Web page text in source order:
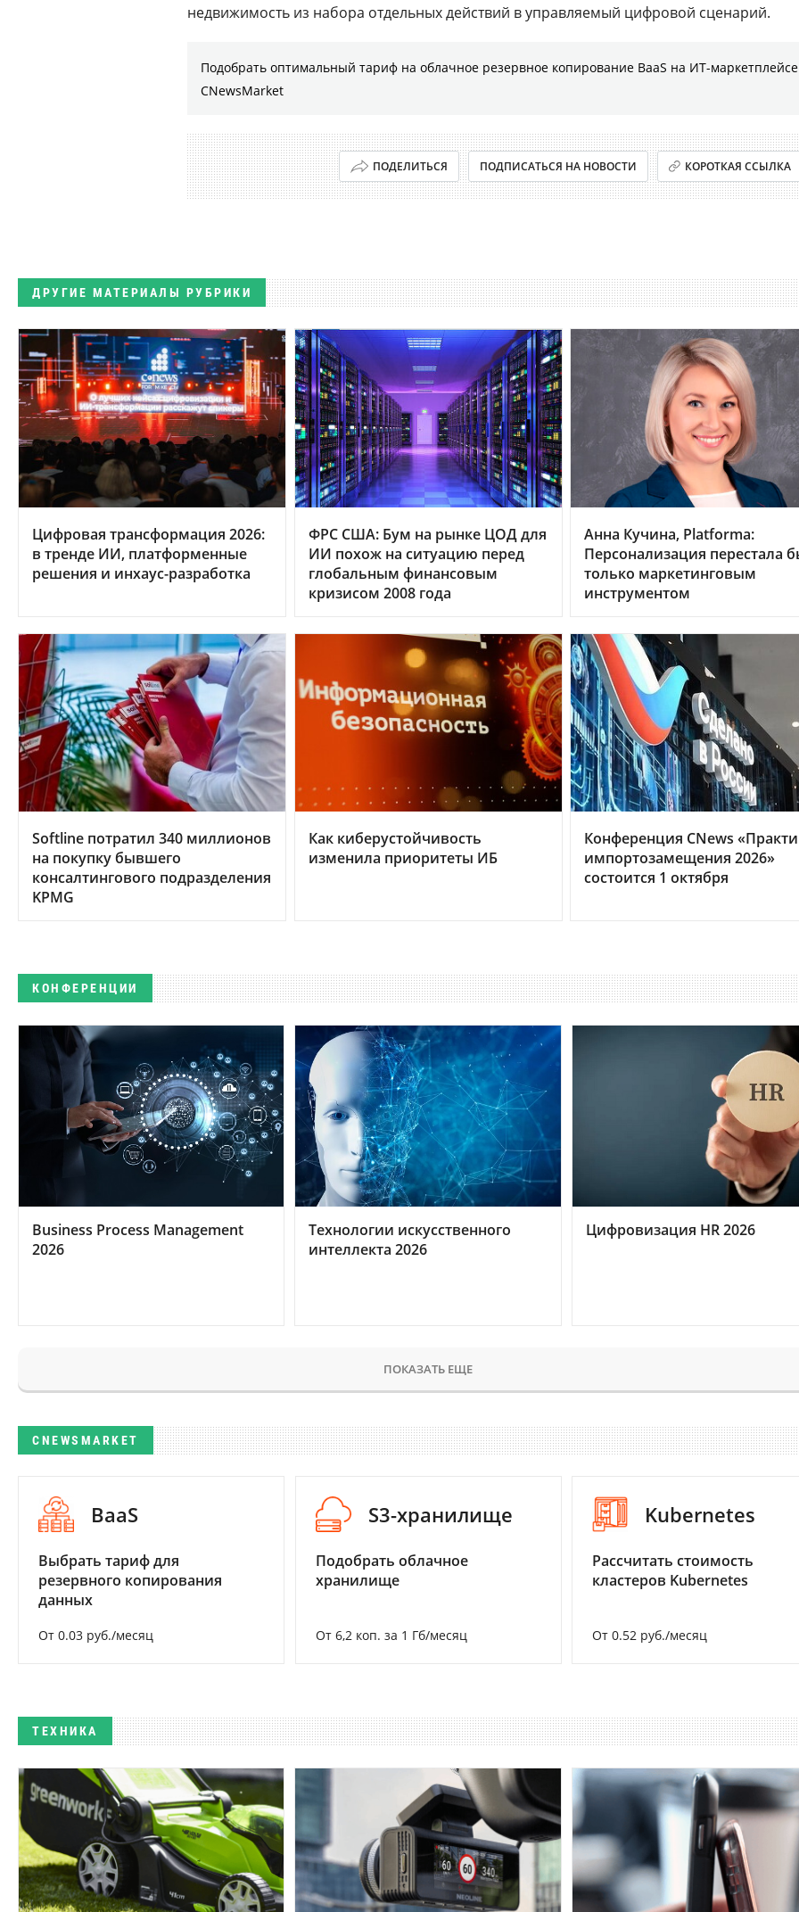
недвижимость из набора отдельных действий в управляемый цифровой сценарий.
Подобрать оптимальный тариф на облачное резервное копирование BaaS на ИТ-маркетплейсе
CNewsMarket
ПОДЕЛИТЬСЯ ПОДПИСАТЬСЯ НА НОВОСТИ КОРОТКАЯ ССЫЛКА
ДРУГИЕ МАТЕРИАЛЫ РУБРИКИ
Цифровая трансформация 2026:
в тренде ИИ, платформенные
решения и инхаус-разработка
ФРС США: Бум на рынке ЦОД для
ИИ похож на ситуацию перед
глобальным финансовым
кризисом 2008 года
Анна Кучина, Platforma:
Персонализация перестала
только маркетинговым
инструментом
Softline потратил 340 миллионов
на покупку бывшего
консалтингового подразделения
KPMG
Как киберустойчивость
изменила приоритеты ИБ
Конференция CNews
импортозамещения 2026»
состоится 1 октября
КОНФЕРЕНЦИИ
Business Process Management
2026
Технологии искусственного
интеллекта 2026
Цифровизация HR 2026
ПОКАЗАТЬ ЕЩЕ
CNEWSMARKET
BaaS
Выбрать тариф для
резервного копирования
данных
От 0.03 руб./месяц
S3-хранилище
Подобрать облачное
хранилище
От 6,2 коп. за 1 Гб/месяц
Kubernetes
Рассчитать стоимость
кластеров Kubernetes
От 0.52 руб./месяц
ТЕХНИКА